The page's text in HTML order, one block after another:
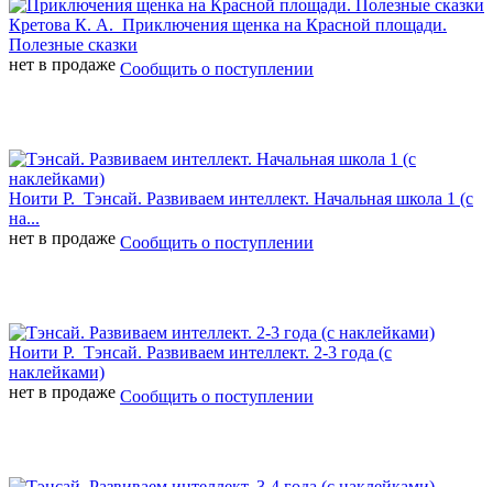
Кретова К. А. Приключения щенка на Красной площади.
Полезные сказки
нет в продаже Сообщить о поступлении
Ноити Р. Тэнсай. Развиваем интеллект. Начальная школа 1 (с
на...
нет в продаже Сообщить о поступлении
Ноити Р. Тэнсай. Развиваем интеллект. 2-3 года (с
наклейками)
нет в продаже Сообщить о поступлении